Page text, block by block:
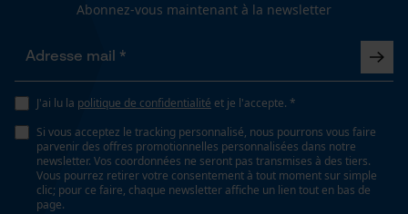
Abonnez-vous maintenant à la newsletter
J'ai lu la politique de confidentialité et je l'accepte. *
Si vous acceptez le tracking personnalisé, nous pourrons vous faire
parvenir des offres promotionnelles personnalisées dans notre
newsletter. Vos coordonnées ne seront pas transmises à des tiers.
Vous pourrez retirer votre consentement à tout moment sur simple
clic; pour ce faire, chaque newsletter affiche un lien tout en bas de
page.
Sauvegarder les préférences
Cookies statistiques